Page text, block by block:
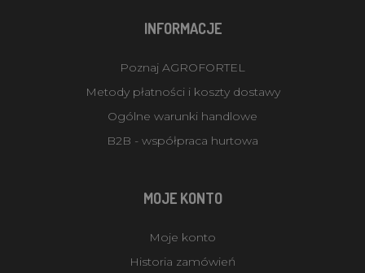
INFORMACJE
Poznaj AGROFORTEL
Metody płatności i koszty dostawy
Ogólne warunki handlowe
B2B - współpraca hurtowa
MOJE KONTO
Moje konto
Historia zamówień